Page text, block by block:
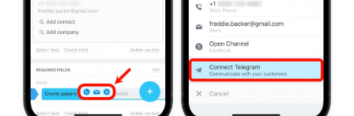
Firma elettronica per HR
Flussi di lavoro